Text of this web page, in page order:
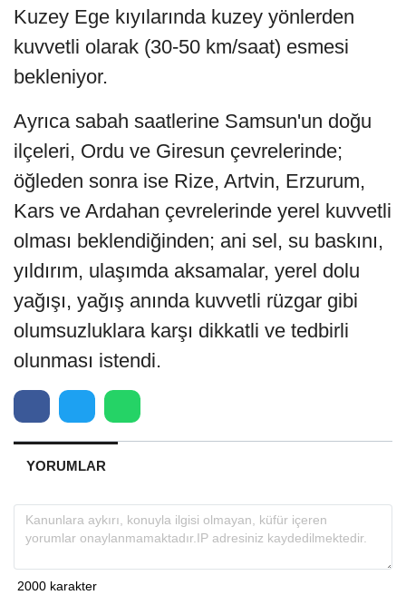
Kuzey Ege kıyılarında kuzey yönlerden
kuvvetli olarak (30-50 km/saat) esmesi
bekleniyor.
Ayrıca sabah saatlerine Samsun'un doğu
ilçeleri, Ordu ve Giresun çevrelerinde;
öğleden sonra ise Rize, Artvin, Erzurum,
Kars ve Ardahan çevrelerinde yerel kuvvetli
olması beklendiğinden; ani sel, su baskını,
yıldırım, ulaşımda aksamalar, yerel dolu
yağışı, yağış anında kuvvetli rüzgar gibi
olumsuzluklara karşı dikkatli ve tedbirli
olunması istendi.
YORUMLAR